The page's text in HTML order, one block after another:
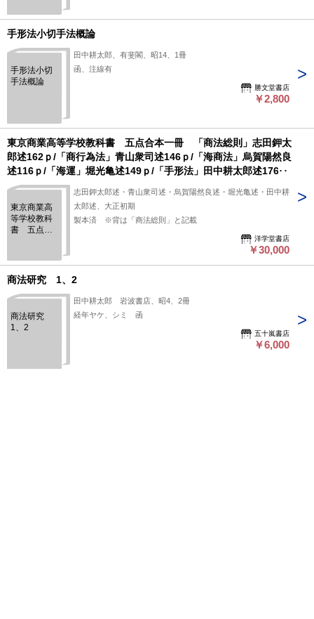
手形法小切手法概論
手形法小切
手法概論
田中耕太郎、有斐閣、昭14、1冊
函、注線有
勝文堂書店
￥2,800
東京商業高等学校教科書 五点合本一冊 「商法総則」志田鉀太
郎述162ｐ/「商行為法」青山衆司述146ｐ/「海商法」烏賀陽然良
述116ｐ/「海運」堀光亀述149ｐ/「手形法」田中耕太郎述176ｐ
東京商業高
等学校教科
書 五点合
則」志田鉀
太郎述162
ｐ/「商行為
法」青山衆
「海商法」
烏賀陽然良
志田鉀太郎述・青山衆司述・烏賀陽然良述・堀光亀述・田中耕
太郎述、大正初期
製本済 ※背は「商法総則」と記載
洋学堂書店
￥30,000
商法研究 1、2
商法研究
1、2
田中耕太郎 岩波書店、昭4、2冊
経年ヤケ、シミ 函
五十嵐書店
￥6,000